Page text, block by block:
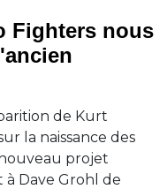
Fighters nous
de Kurt
la naissance des
projet
à Dave Grohl de